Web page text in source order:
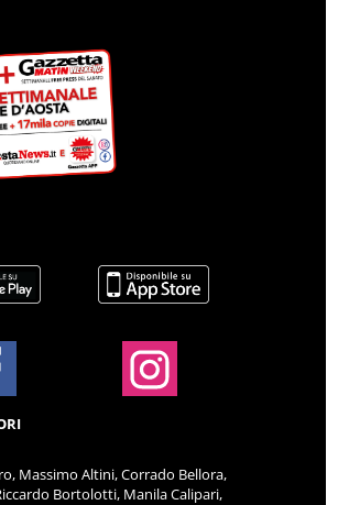
Massimo Altini, Corrado Bellora,
Bortolotti, Manila Calipari,